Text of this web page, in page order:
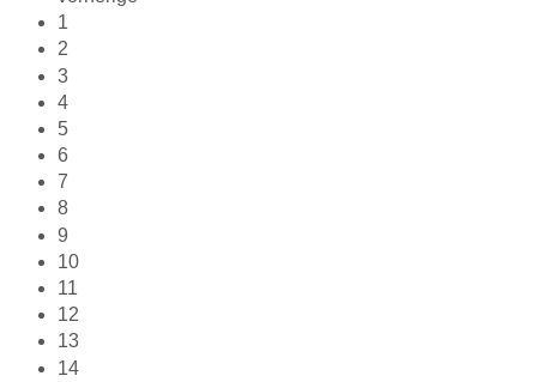
1
2
3
4
5
6
7
8
9
10
11
12
13
14